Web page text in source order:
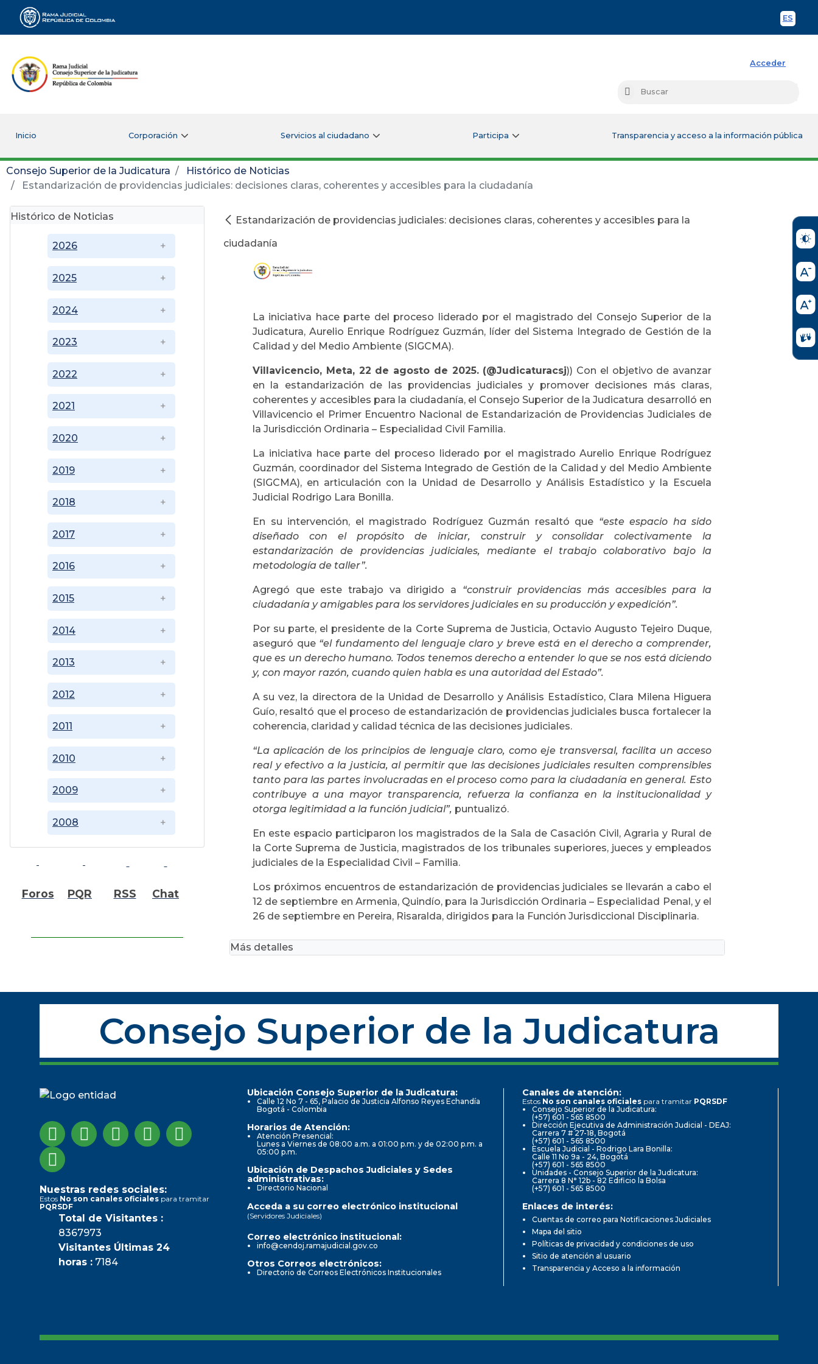
ES
Rama Judicial
Acceder
Buscar
Inicio Corporación Servicios al ciudadano Participa Transparencia y acceso a la información pública
Consejo Superior de la Judicatura
Histórico de Noticias
Estandarización de providencias judiciales: decisiones claras, coherentes y accesibles para la ciudadanía
Histórico de Noticias
2008
2009
2010
2011
2012
2013
2014
2015
2016
2017
2018
2019
2020
2021
2022
2023
2024
2025
2026
Foros PQR RSS Chat
Estandarización de providencias judiciales: decisiones claras, coherentes y accesibles para la
ciudadanía
La iniciativa hace parte del proceso liderado por el magistrado del Consejo Superior de la
Judicatura, Aurelio Enrique Rodríguez Guzmán, líder del Sistema Integrado de Gestión de la
Calidad y del Medio Ambiente (SIGCMA).
Villavicencio, Meta, 22 de agosto de 2025. (@Judicaturacsj)) Con el objetivo de avanzar
en la estandarización de las providencias judiciales y promover decisiones más claras,
coherentes y accesibles para la ciudadanía, el Consejo Superior de la Judicatura desarrolló en
Villavicencio el Primer Encuentro Nacional de Estandarización de Providencias Judiciales de
la Jurisdicción Ordinaria – Especialidad Civil Familia.
La iniciativa hace parte del proceso liderado por el magistrado Aurelio Enrique Rodríguez
Guzmán, coordinador del Sistema Integrado de Gestión de la Calidad y del Medio Ambiente
(SIGCMA), en articulación con la Unidad de Desarrollo y Análisis Estadístico y la Escuela
Judicial Rodrigo Lara Bonilla.
En su intervención, el magistrado Rodríguez Guzmán resaltó que “este espacio ha sido
diseñado con el propósito de iniciar, construir y consolidar colectivamente la
estandarización de providencias judiciales, mediante el trabajo colaborativo bajo la
metodología de taller”.
Agregó que este trabajo va dirigido a “construir providencias más accesibles para la
ciudadanía y amigables para los servidores judiciales en su producción y expedición”.
Por su parte, el presidente de la Corte Suprema de Justicia, Octavio Augusto Tejeiro Duque,
aseguró que “el fundamento del lenguaje claro y breve está en el derecho a comprender,
que es un derecho humano. Todos tenemos derecho a entender lo que se nos está diciendo
y, con mayor razón, cuando quien habla es una autoridad del Estado”.
A su vez, la directora de la Unidad de Desarrollo y Análisis Estadístico, Clara Milena Higuera
Guío, resaltó que el proceso de estandarización de providencias judiciales busca fortalecer la
coherencia, claridad y calidad técnica de las decisiones judiciales.
“La aplicación de los principios de lenguaje claro, como eje transversal, facilita un acceso
real y efectivo a la justicia, al permitir que las decisiones judiciales resulten comprensibles
tanto para las partes involucradas en el proceso como para la ciudadanía en general. Esto
contribuye a una mayor transparencia, refuerza la confianza en la institucionalidad y
otorga legitimidad a la función judicial”, puntualizó.
En este espacio participaron los magistrados de la Sala de Casación Civil, Agraria y Rural de
la Corte Suprema de Justicia, magistrados de los tribunales superiores, jueces y empleados
judiciales de la Especialidad Civil – Familia.
Los próximos encuentros de estandarización de providencias judiciales se llevarán a cabo el
12 de septiembre en Armenia, Quindío, para la Jurisdicción Ordinaria – Especialidad Penal, y el
26 de septiembre en Pereira, Risaralda, dirigidos para la Función Jurisdiccional Disciplinaria.
Más detalles
Consejo Superior de la Judicatura
Nuestras redes sociales:
Estos No son canales oficiales para tramitar
PQRSDF
Total de Visitantes :
8367973
Visitantes Últimas 24
horas : 7184
Ubicación Consejo Superior de la Judicatura:
Calle 12 No 7 - 65, Palacio de Justicia Alfonso Reyes Echandía
Bogotá - Colombia
Horarios de Atención:
Atención Presencial:
Lunes a Viernes de 08:00 a.m. a 01:00 p.m. y de 02:00 p.m. a
05:00 p.m.
Ubicación de Despachos Judiciales y Sedes
administrativas:
Directorio Nacional
Canales de atención:
Estos No son canales oficiales para tramitar PQRSDF
Consejo Superior de la Judicatura:
(+57) 601 - 565 8500
Dirección Ejecutiva de Administración Judicial - DEAJ:
Carrera 7 # 27-18, Bogotá
(+57) 601 - 565 8500
Escuela Judicial - Rodrigo Lara Bonilla:
Calle 11 No 9a - 24, Bogotá
(+57) 601 - 565 8500
Unidades - Consejo Superior de la Judicatura:
Carrera 8 N° 12b - 82 Edificio la Bolsa
(+57) 601 - 565 8500
Acceda a su correo electrónico institucional
(Servidores Judiciales)
Correo electrónico institucional:
info@cendoj.ramajudicial.gov.co
Otros Correos electrónicos:
Directorio de Correos Electrónicos Institucionales
Enlaces de interés:
Cuentas de correo para Notificaciones Judiciales
Mapa del sitio
Políticas de privacidad y condiciones de uso
Sitio de atención al usuario
Transparencia y Acceso a la información